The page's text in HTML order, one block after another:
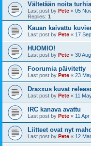
Vältetään noita
Last post by Pete « 05
Replies: 1
Kauan kaivattu
Last post by Pete « 17
HUOMIO!
Last post by Pete « 30
Foorumia päivitetty
Last post by Pete « 23
Draxxus kuvat
Last post by Pete « 11
IRC kanava avattu
Last post by Pete « 11
Liitteet ovat nyt
Last post by Pete « 12